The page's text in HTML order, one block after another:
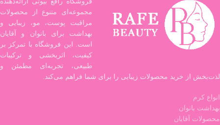
مجموعه‌ای متنوع از محصولات
مراقبت پوست، مو، زیبایی و
بهداشت برای بانوان و آقایان
است. این فروشگاه با تمرکز بر
کیفیت، اثربخشی و ترکیبات
طبیعی، تجربه‌ای مطمئن و
لذت‌بخش از خرید محصولات زیبایی را برای شما فراهم می‌کند.
انواع کرم
بهداشت بانوان
محصولات آقایان